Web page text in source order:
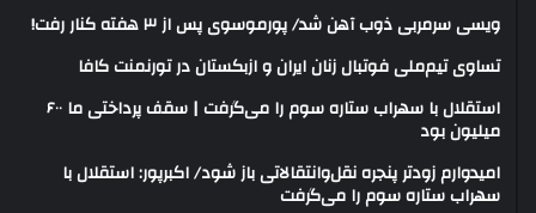
ویسی سرمربی ذوب آهن شد/ پورموسوی پس از ۳ هفته کنار رفت!
تساوی تیم‌ملی فوتبال زنان ایران و ازبکستان در تورنمنت کافا
استقلال با سهراب ستاره سوم را می‌گرفت | سقف پرداختی ما ۶۰۰
میلیون بود
امیدوارم زودتر پنجره نقل‌وانتقالاتی باز شود/ اکبرپور: استقلال با
سهراب ستاره سوم را می‌گرفت